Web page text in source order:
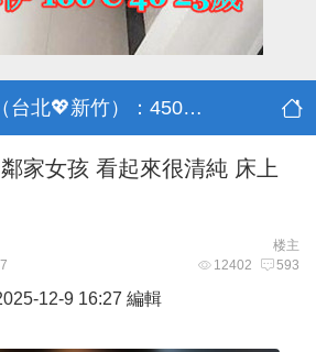
✪.北部（台北💖新竹）：4500-50000
家女孩 看起來很清純 床上
楼主
12402 593
12-9 16:27 編輯